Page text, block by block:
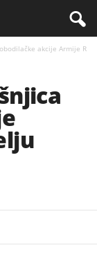
akcije Armije R